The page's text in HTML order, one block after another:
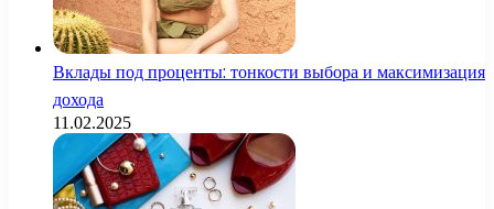
Вклады под проценты: тонкости выбора и максимизация
дохода
11.02.2025